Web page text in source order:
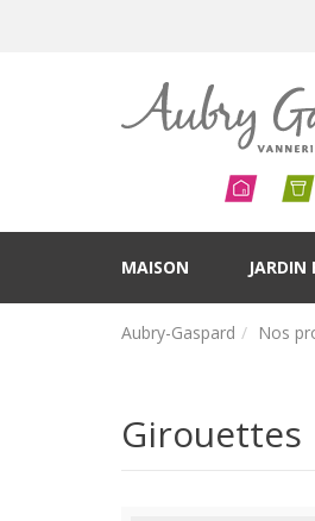
MAISON JARDIN
Aubry-Gaspard Nos
Girouettes